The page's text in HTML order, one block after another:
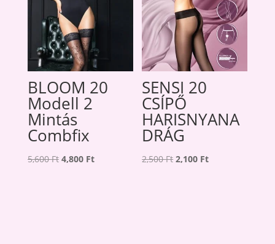
BLOOM 20
Modell 2
Mintás
Combfix
5,600Ft Original
4,800 FtCurrent
SENSI 20
CSÍPŐ
HARISNYANA
DRÁG
2,500Ft Original
2,100 FtCurrent